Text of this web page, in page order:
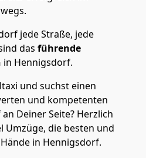
jede Straße, jede
das führende
in Hennigsdorf.
und suchst einen
und kompetenten
Deiner Seite? Herzlich
Umzüge, die besten und
in Hennigsdorf.